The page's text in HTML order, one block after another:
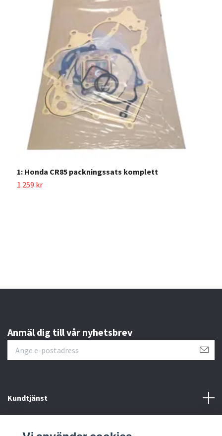
1: Honda CR85 packningssats komplett
1 259 kr
Anmäl dig till vår nyhetsbrev
Kundtjänst